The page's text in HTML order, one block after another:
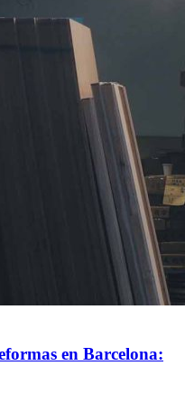
en Barcelona: